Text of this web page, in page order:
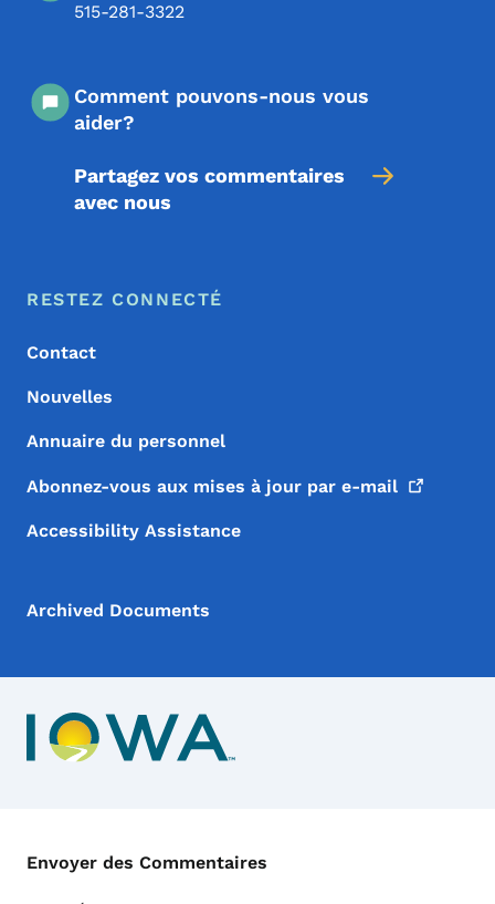
515-281-3322
Comment pouvons-nous vous
aider?
Partagez vos commentaires
avec nous
Menu de pied de page
Footer
RESTEZ CONNECTÉ
Contact
Nouvelles
Annuaire du personnel
Abonnez-vous aux mises à jour par e-mail
Accessibility Assistance
Archived Documents
Menu de Contact
Envoyer des Commentaires